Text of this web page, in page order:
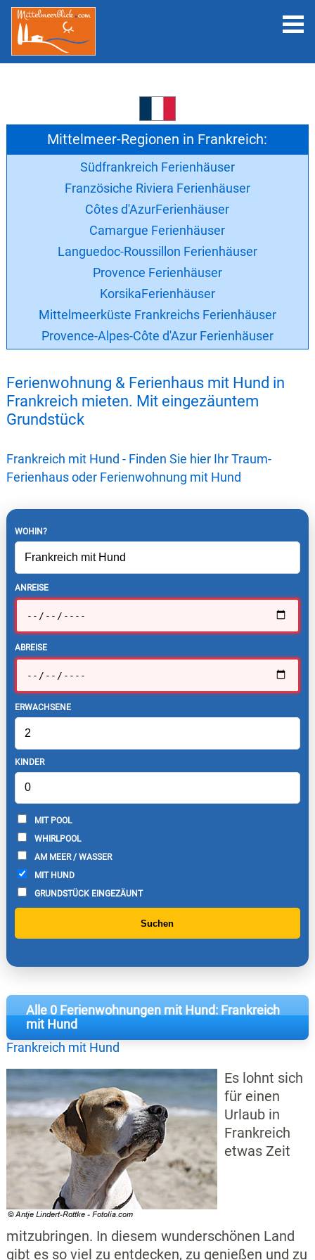
Mittelmeer-Regionen in Frankreich:
Südfrankreich Ferienhäuser
Französiche Riviera Ferienhäuser
Côtes d'AzurFerienhäuser
Camargue Ferienhäuser
Languedoc-Roussillon Ferienhäuser
Provence Ferienhäuser
KorsikaFerienhäuser
Mittelmeerküste Frankreichs Ferienhäuser
Provence-Alpes-Côte d'Azur Ferienhäuser
Ferienwohnung & Ferienhaus mit Hund in
Frankreich mieten. Mit eingezäuntem
Grundstück
Frankreich mit Hund - Finden Sie hier Ihr Traum-
Ferienhaus oder Ferienwohnung mit Hund
WOHIN?
ANREISE
ABREISE
ERWACHSENE
KINDER
MIT POOL
WHIRLPOOL
AM MEER / WASSER
MIT HUND
GRUNDSTÜCK EINGEZÄUNT
Suchen
Alle 0 Ferienwohnungen mit Hund: Frankreich
mit Hund
Frankreich mit Hund
Es lohnt sich
für einen
Urlaub in
Frankreich
etwas Zeit
mitzubringen. In diesem wunderschönen Land
gibt es so viel zu entdecken, zu genießen und zu